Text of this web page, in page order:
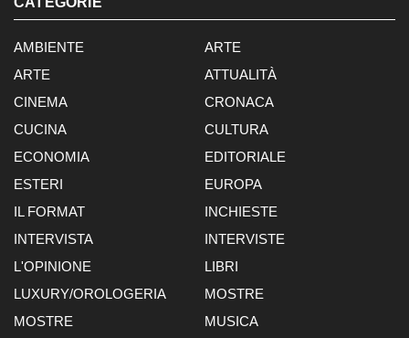
AMBIENTE
ARTE
ARTE
ATTUALITÀ
CINEMA
CRONACA
CUCINA
CULTURA
ECONOMIA
EDITORIALE
ESTERI
EUROPA
IL FORMAT
INCHIESTE
INTERVISTA
INTERVISTE
L'OPINIONE
LIBRI
LUXURY/OROLOGERIA
MOSTRE
MOSTRE
MUSICA